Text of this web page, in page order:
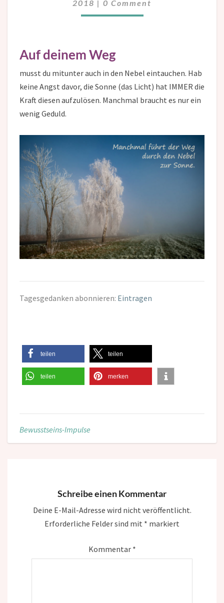
2018 | 0 Comment
Auf deinem Weg
musst du mitunter auch in den Nebel eintauchen. Hab
keine Angst davor, die Sonne (das Licht) hat IMMER die
Kraft diesen aufzulösen. Manchmal braucht es nur ein
wenig Geduld.
Tagesgedanken abonnieren: Eintragen
teilen teilen
teilen merken
Bewusstseins-Impulse
Schreibe einen Kommentar
Deine E-Mail-Adresse wird nicht veröffentlicht.
Erforderliche Felder sind mit * markiert
Kommentar *